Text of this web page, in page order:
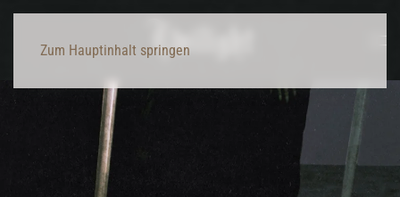
Zum Hauptinhalt springen